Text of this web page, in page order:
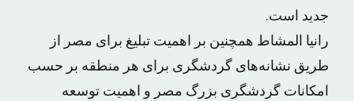
جدید است.
رانیا المشاط همچنین بر اهمیت تبلیغ برای مصر از
طریق نشانه‌های گردشگری برای هر منطقه بر حسب
امکانات گردشگری بزرگ مصر و اهمیت توسعه